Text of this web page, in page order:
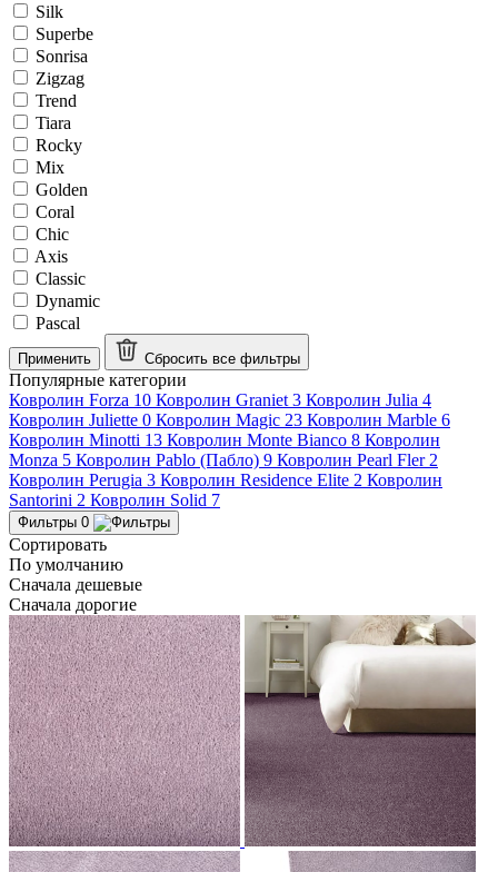
Silk
Superbe
Sonrisa
Zigzag
Trend
Tiara
Rocky
Mix
Golden
Coral
Chic
Axis
Classic
Dynamic
Pascal
Применить Сбросить все фильтры
Популярные категории
Ковролин Forza 10 Ковролин Graniet 3 Ковролин Julia 4
Ковролин Juliette 0 Ковролин Magic 23 Ковролин Marble 6
Ковролин Minotti 13 Ковролин Monte Bianco 8 Ковролин
Monza 5 Ковролин Pablo (Пабло) 9 Ковролин Pearl Fler 2
Ковролин Perugia 3 Ковролин Residence Elite 2 Ковролин
Santorini 2 Ковролин Solid 7
Фильтры 0
Сортировать
По умолчанию
Сначала дешевые
Сначала дорогие